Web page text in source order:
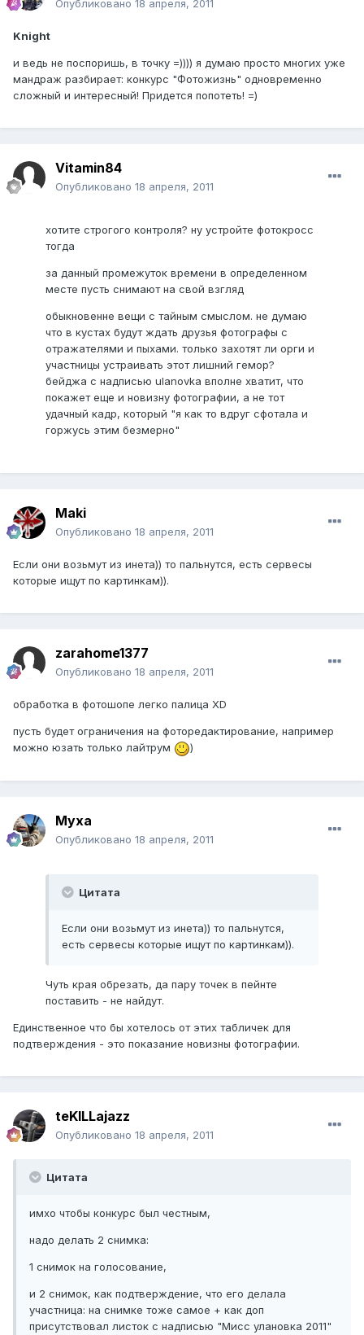
Опубликовано 18 апреля, 2011
Knight
и ведь не поспоришь, в точку =)))) я думаю просто многих уже
мандраж разбирает: конкурс "Фотожизнь" одновременно
сложный и интересный! Придется попотеть! =)
Vitamin84
Опубликовано 18 апреля, 2011
хотите строгого контроля? ну устройте фотокросс
тогда
за данный промежуток времени в определенном
месте пусть снимают на свой взгляд
обыкновенне вещи с тайным смыслом. не думаю
что в кустах будут ждать друзья фотографы с
отражателями и пыхами. только захотят ли орги и
участницы устраивать этот лишний гемор?
бейджа с надписью ulanovka вполне хватит, что
покажет еще и новизну фотографии, а не тот
удачный кадр, который "я как то вдруг сфотала и
горжусь этим безмерно"
Maki
Опубликовано 18 апреля, 2011
Если они возьмут из инета)) то пальнутся, есть сервесы
которые ищут по картинкам)).
zarahome1377
Опубликовано 18 апреля, 2011
обработка в фотошопе легко палица XD
пусть будет ограничения на фоторедактирование, например
можно юзать только лайтрум
)
Myxa
Опубликовано 18 апреля, 2011
Цитата
Если они возьмут из инета)) то пальнутся,
есть сервесы которые ищут по картинкам)).
Чуть края обрезать, да пару точек в пейнте
поставить - не найдут.
Единственное что бы хотелось от этих табличек для
подтверждения - это показание новизны фотографии.
teKILLajazz
Опубликовано 18 апреля, 2011
Цитата
имхо чтобы конкурс был честным,
надо делать 2 снимка:
1 снимок на голосование,
и 2 снимок, как подтверждение, что его делала
участница: на снимке тоже самое + как доп
присутствовал листок с надписью "Мисс улановка 2011"